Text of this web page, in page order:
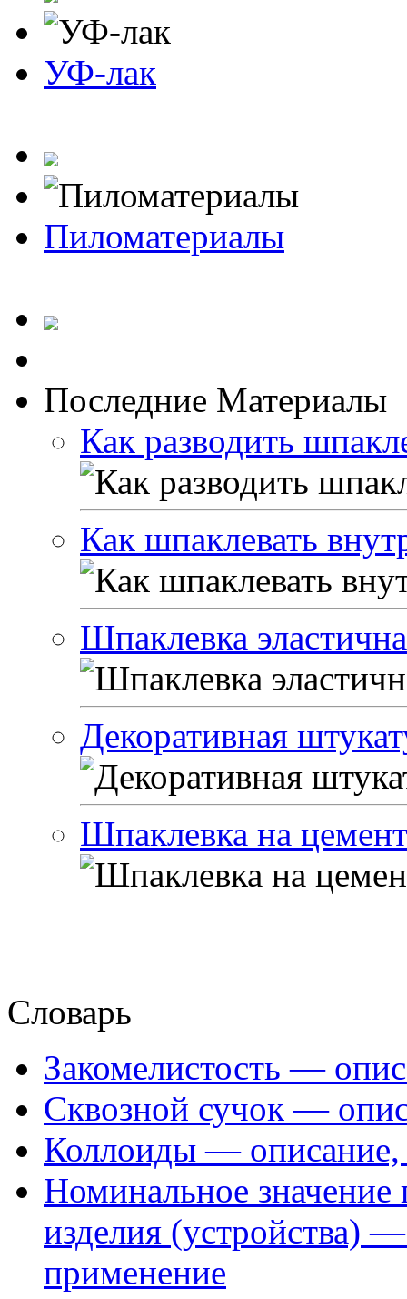
УФ-лак
Пиломатериалы
Последние Материалы
Как разводить
Как шпаклевать
Шпаклевка
Декоративная
Шпаклевка на
Словарь
Закомелистость —
Сквозной сучок —
Коллоиды — описание,
Номинальное значение
изделия (устройства)
применение